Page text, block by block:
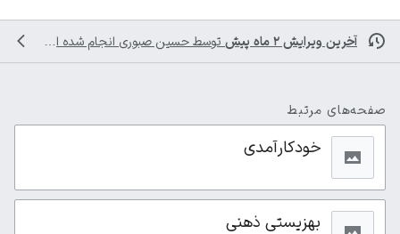
آخرین ویرایش ۲ ماه پیش توسط حسین صبوری انجام شده است
صفحه‌های مرتبط
خودکارآمدی
بهزیستی ذهنی